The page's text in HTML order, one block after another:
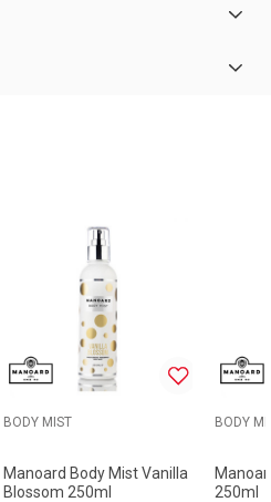
BODY MIST
Manoard Body Mist Vanilla
Blossom 250ml
BODY
250ml